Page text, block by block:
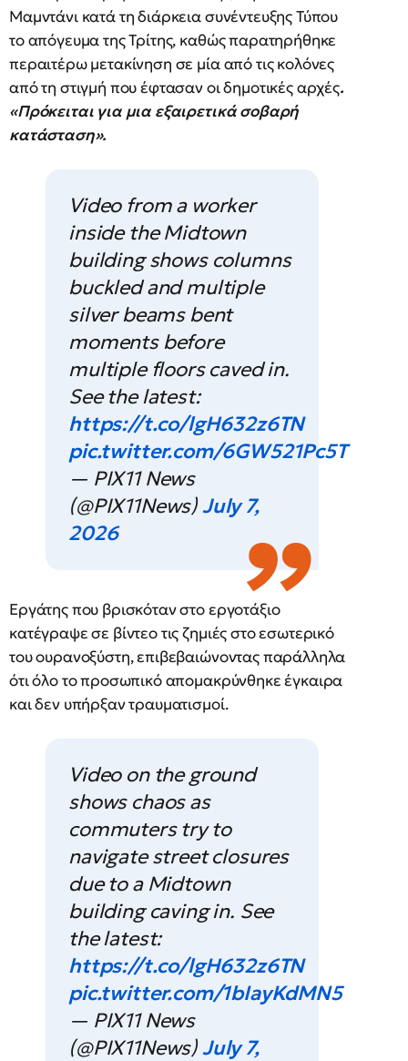
Μαμντάνι κατά τη διάρκεια συνέντευξης Τύπου
το απόγευμα της Τρίτης, καθώς παρατηρήθηκε
περαιτέρω μετακίνηση σε μία από τις κολόνες
από τη στιγμή που έφτασαν οι δημοτικές αρχές.
«Πρόκειται για μια εξαιρετικά σοβαρή
κατάσταση».
Video from a worker
inside the Midtown
building shows columns
buckled and multiple
silver beams bent
moments before
multiple floors caved in.
See the latest:
https://t.co/lgH632z6TN
pic.twitter.com/6GW521Pc5T
— PIX11 News
(@PIX11News)July 7,
2026
Εργάτης που βρισκόταν στο εργοτάξιο
κατέγραψε σε βίντεο τις ζημιές στο εσωτερικό
του ουρανοξύστη, επιβεβαιώνοντας παράλληλα
ότι όλο το προσωπικό απομακρύνθηκε έγκαιρα
και δεν υπήρξαν τραυματισμοί.
Video on the ground
shows chaos as
commuters try to
navigate street closures
due to a Midtown
building caving in. See
the latest:
https://t.co/lgH632z6TN
pic.twitter.com/1bIayKdMN5
— PIX11 News
(@PIX11News)July 7,